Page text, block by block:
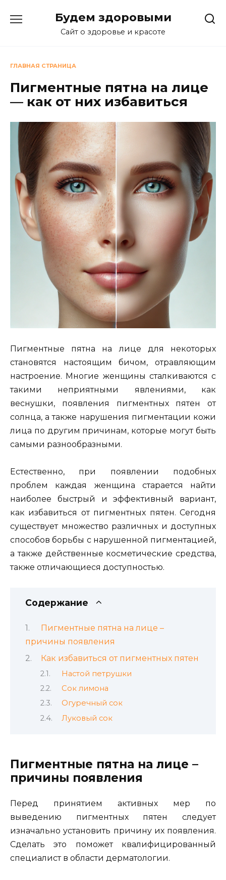
Будем здоровыми
Сайт о здоровье и красоте
ГЛАВНАЯ СТРАНИЦА
Пигментные пятна на лице
— как от них избавиться
Пигментные пятна на лице для некоторых
становятся настоящим бичом, отравляющим
настроение. Многие женщины сталкиваются с
такими неприятными явлениями, как
веснушки, появления пигментных пятен от
солнца, а также нарушения пигментации кожи
лица по другим причинам, которые могут быть
самыми разнообразными.
Естественно, при появлении подобных
проблем каждая женщина старается найти
наиболее быстрый и эффективный вариант,
как избавиться от пигментных пятен. Сегодня
существует множество различных и доступных
способов борьбы с нарушенной пигментацией,
а также действенные косметические средства,
также отличающиеся доступностью.
Содержание
Пигментные пятна на лице –
причины появления
Как избавиться от пигментных пятен
Настой петрушки
Сок лимона
Огуречный сок
Луковый сок
Пигментные пятна на лице –
причины появления
Перед принятием активных мер по
выведению пигментных пятен следует
изначально установить причину их появления.
Сделать это поможет квалифицированный
специалист в области дерматологии.